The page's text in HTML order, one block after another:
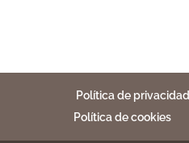
Política de privacidad
Política de cookies